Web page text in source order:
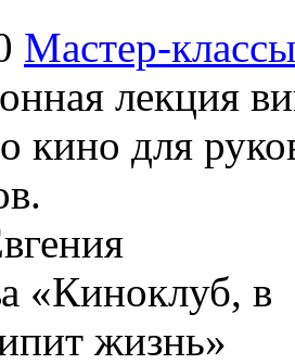
Мастер-классы
лекция
кино для